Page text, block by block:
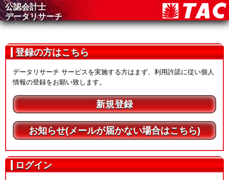
公認会計士
データリサーチ
登録の方はこちら
データリサーチ サービスを実施する方はまず、利用許諾に従い個人
情報の登録をお願い致します。
新規登録
お知らせ(メールが届かない場合はこちら)
ログイン